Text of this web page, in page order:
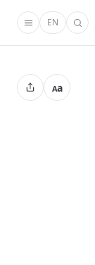
EN
Aa